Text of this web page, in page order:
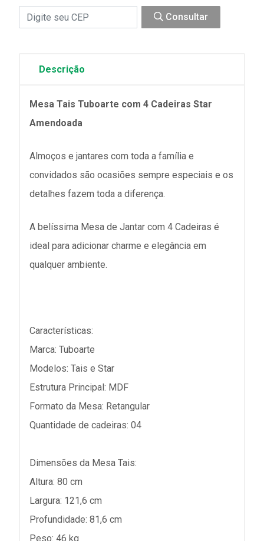
Consultar
Descrição
Mesa Tais Tuboarte com 4 Cadeiras Star
Amendoada
Almoços e jantares com toda a família e
convidados são ocasiões sempre especiais e os
detalhes fazem toda a diferença.
A belíssima Mesa de Jantar com 4 Cadeiras é
ideal para adicionar charme e elegância em
qualquer ambiente.
Características:
Marca: Tuboarte
Modelos: Tais e Star
Estrutura Principal: MDF
Formato da Mesa: Retangular
Quantidade de cadeiras: 04
Dimensões da Mesa Tais:
Altura: 80 cm
Largura: 121,6 cm
Profundidade: 81,6 cm
Peso: 46 kg